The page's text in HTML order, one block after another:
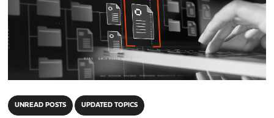
UNREAD POSTS UPDATED TOPICS